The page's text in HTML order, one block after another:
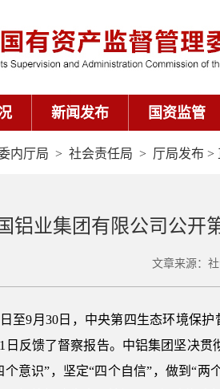
新闻发布 国资监管
内厅局 > 社会责任局 > 厅局发布 >
铝业集团有限公司公开
文章来源：
日至9月30日，中央第四生态环境保
日反馈了督察报告。中铝集团坚决
个意识”，坚定“四个自信”，做到“